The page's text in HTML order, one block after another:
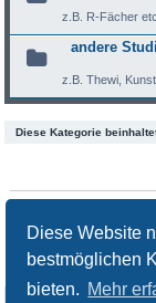
Diese Website
bestmöglichen
bieten. Mehr
z.B. R-Fächer
andere
z.B. Thewi,
Diese Kategorie
Download Extension ©